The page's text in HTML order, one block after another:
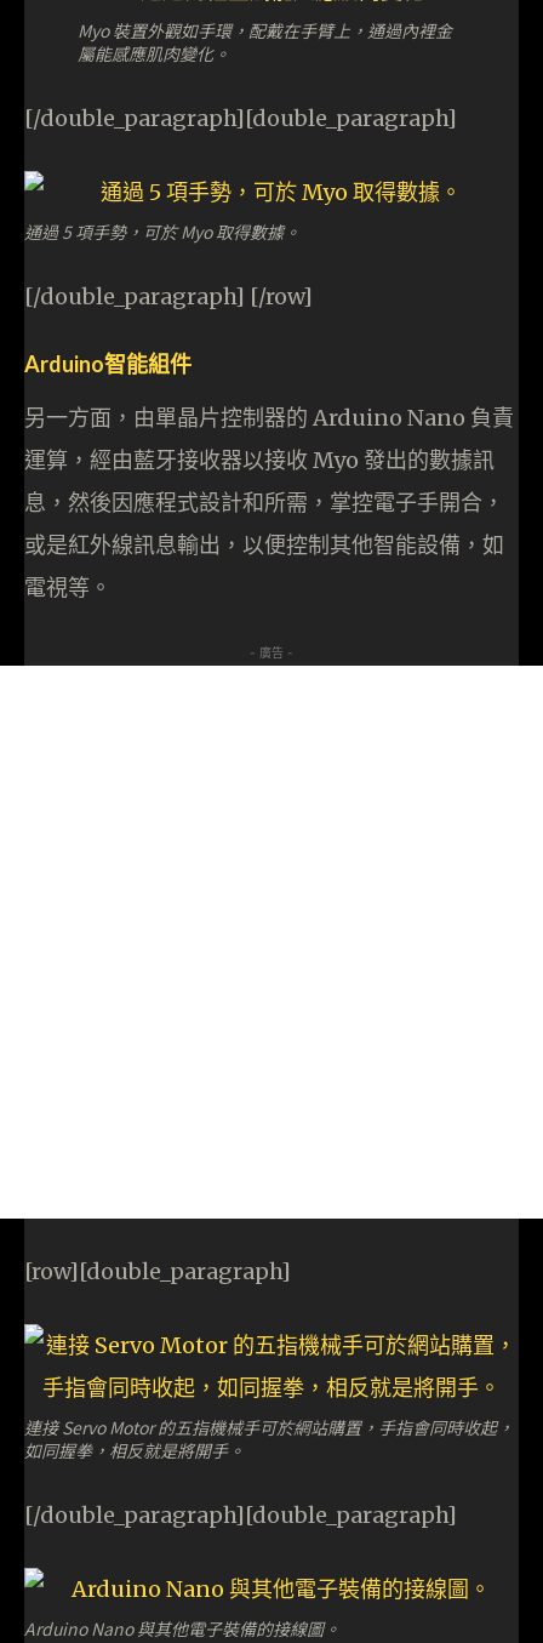
Myo 裝置外觀如手環，配戴在手臂上，通過內裡金
屬能感應肌肉變化。
[/double_paragraph][double_paragraph]
通過 5 項手勢，可於 Myo 取得數據。
[/double_paragraph] [/row]
Arduino智能組件
另一方面，由單晶片控制器的 Arduino Nano 負責
運算，經由藍牙接收器以接收 Myo 發出的數據訊
息，然後因應程式設計和所需，掌控電子手開合，
或是紅外線訊息輸出，以便控制其他智能設備，如
電視等。
- 廣告 -
[row][double_paragraph]
連接 Servo Motor 的五指機械手可於網站購置，手指會同時收起，
如同握拳，相反就是將開手。
[/double_paragraph][double_paragraph]
Arduino Nano 與其他電子裝備的接線圖。